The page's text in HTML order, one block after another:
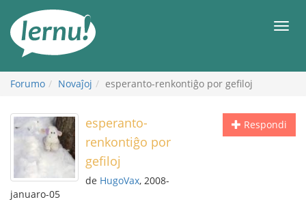
enhavo
Forumo Novaĵoj esperanto-renkontiĝo por gefiloj
Respondi
esperanto-
renkontiĝo por
gefiloj
de HugoVax, 2008-
januaro-05